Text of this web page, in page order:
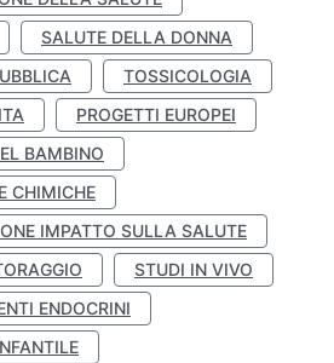
SALUTE DELLA DONNA
TOSSICOLOGIA
PROGETTI EUROPEI
BAMBINO
CHIMICHE
IMPATTO SULLA SALUTE
STUDI IN VIVO
ENDOCRINI